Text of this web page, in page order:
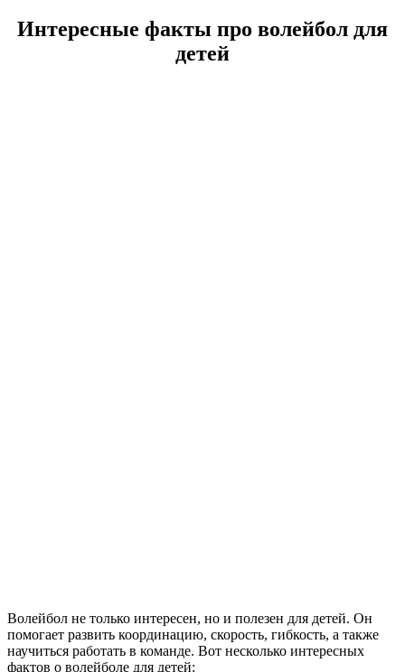
Интересные факты про волейбол для
детей
Волейбол не только интересен, но и полезен для детей. Он
помогает развить координацию, скорость, гибкость, а также
научиться работать в команде. Вот несколько интересных
фактов о волейболе для детей: